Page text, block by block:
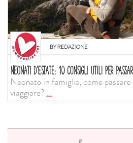
BYREDAZIONE
NEONATI D'ESTATE: 10 CONSIGLI UTILI PER
Neonato in famiglia, come
viaggiare?...